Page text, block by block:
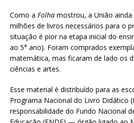
Como a Folha mostrou, a União
milhões de livros necessários para o
situação é pior na etapa inicial do
ao 5° ano). Foram comprados
matemática, mas ficaram de lado os
ciências e artes.
Esse material é distribuído para as
Programa Nacional do Livro Didático
responsabilidade do Fundo Nacional